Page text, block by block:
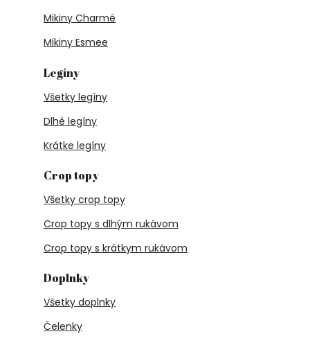
Mikiny Charmé
Mikiny Esmee
Legíny
Všetky legíny
Dlhé legíny
Krátke legíny
Crop topy
Všetky crop topy
Crop topy s dlhým rukávom
Crop topy s krátkym rukávom
Doplnky
Všetky doplnky
Čelenky